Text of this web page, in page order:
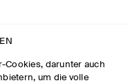
Cookies, darunter auch
um die volle